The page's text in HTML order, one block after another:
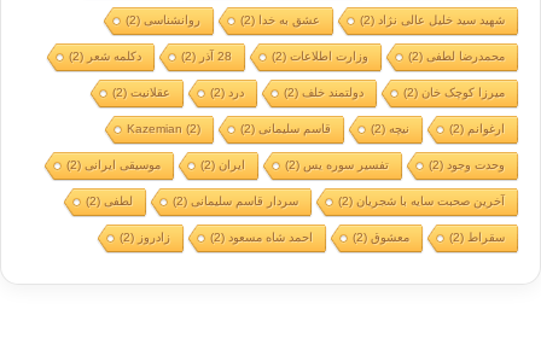
شهید سید خلیل عالی نژاد (2) عشق به خدا (2) روانشناسی(2)
محمدرضا لطفی(2) وزارت اطلاعات(2) 28 آذر (2) دکلمه شعر (2)
میرزا کوچک خان(2) دولتمند خلف(2) درد (2) عقلانیت(2)
ارغوانم (2) نیچه(2) قاسم سلیمانی(2)
Kazemian (2)
وحدت وجود (2) تفسیر سوره یس (2) ایران(2) موسیقی ایرانی(2)
آخرین صحبت سایه با شجریان(2) سردار قاسم سلیمانی(2) لطفی(2)
سقراط (2) معشوق(2) احمد شاه مسعود (2) زادروز (2)